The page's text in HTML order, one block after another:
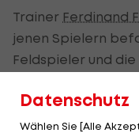
Trainer Ferdinand
jenen Spielern
Feldspieler und
Schobesberger
Stojkovic und
Datenschutz
Wählen Sie [Alle